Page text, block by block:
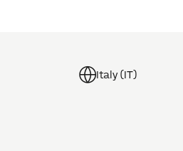
Italy (IT)